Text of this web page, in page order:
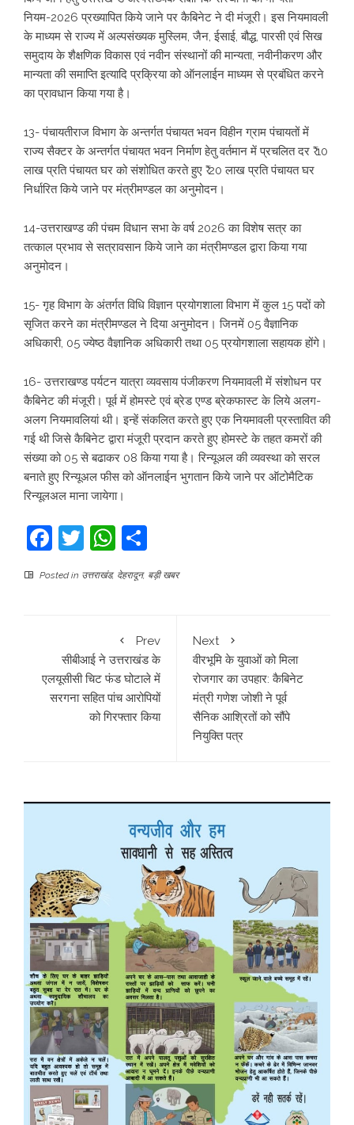
नियम-2026 प्रख्यापित किये जाने पर कैबिनेट ने दी मंजूरी। इस नियमावली
के माध्यम से राज्य में अल्पसंख्यक मुस्लिम, जैन, ईसाई, बौद्ध, पारसी एवं सिख
समुदाय के शैक्षणिक विकास एवं नवीन संस्थानों की मान्यता, नवीनीकरण और
मान्यता की समाप्ति इत्यादि प्रक्रिया को ऑनलाईन माध्यम से प्रबंधित करने
का प्रावधान किया गया है।
13- पंचायतीराज विभाग के अन्तर्गत पंचायत भवन विहीन ग्राम पंचायतों में
राज्य सैक्टर के अन्तर्गत पंचायत भवन निर्माण हेतु वर्तमान में प्रचलित दर ₹ 10
लाख प्रति पंचायत घर को संशोधित करते हुए ₹ 20 लाख प्रति पंचायत घर
निर्धारित किये जाने पर मंत्रीमण्डल का अनुमोदन।
14-उत्तराखण्ड की पंचम विधान सभा के वर्ष 2026 का विशेष सत्र का
तत्काल प्रभाव से सत्रावसान किये जाने का मंत्रीमण्डल द्वारा किया गया
अनुमोदन।
15- गृह विभाग के अंतर्गत विधि विज्ञान प्रयोगशाला विभाग में कुल 15 पदों को
सृजित करने का मंत्रीमण्डल ने दिया अनुमोदन। जिनमें 05 वैज्ञानिक
अधिकारी, 05 ज्येष्ठ वैज्ञानिक अधिकारी तथा 05 प्रयोगशाला सहायक होंगे।
16- उत्तराखण्ड पर्यटन यात्रा व्यवसाय पंजीकरण नियमावली में संशोधन पर
कैबिनेट की मंजूरी। पूर्व में होमस्टे एवं ब्रेड एण्ड ब्रेकफास्ट के लिये अलग-
अलग नियमावलियां थी। इन्हें संकलित करते हुए एक नियमावली प्रस्तावित की
गई थी जिसे कैबिनेट द्वारा मंजूरी प्रदान करते हुए होमस्टे के तहत कमरों की
संख्या को 05 से बढाकर 08 किया गया है। रिन्यूअल की व्यवस्था को सरल
बनाते हुए रिन्यूअल फीस को ऑनलाईन भुगतान किये जाने पर ऑटोमैटिक
रिन्यूलअल माना जायेगा।
Facebook
TwitterWhatsApp
Posted in उत्तराखंड, देहरादून, बड़ी खबर
Prev
सीबीआई ने उत्तराखंड के
एलयूसीसी चिट फंड घोटाले में
सरगना सहित पांच आरोपियों
को गिरफ्तार किया
Next
वीरभूमि के युवाओं को मिला
रोजगार का उपहार: कैबिनेट
मंत्री गणेश जोशी ने पूर्व
सैनिक आश्रितों को सौंपे
नियुक्ति पत्र